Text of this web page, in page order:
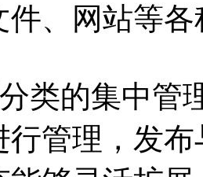
件、网站等
的集中管理
行管理，发